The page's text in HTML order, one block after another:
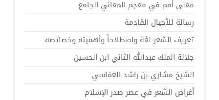
معنى أمم في معجم المعاني الجامع
رسالة للأجيال القادمة
تعريف الشعر لغة واصطلاحاً وأهميته وخصائصه
جلالة الملك عبدالله الثاني ابن الحسين
الشيخ مشاري بن راشد العفاسي
أغراض الشعر في عصر صدر الإسلام